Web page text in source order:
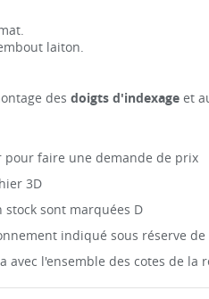
laiton.
des doigts d'indexageet
faire une demande de prix
3D
sont marquées D
indiqué sous réserve
avec l'ensemble des cotes de la